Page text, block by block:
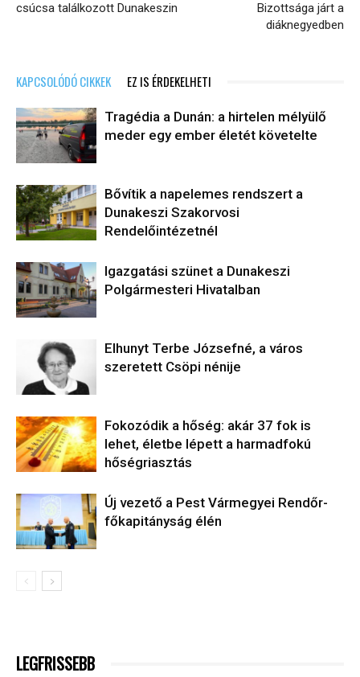
csúcsa találkozott Dunakeszin
Bizottsága járt a
diáknegyedben
KAPCSOLÓDÓ CIKKEK EZ IS ÉRDEKELHETI
Tragédia a Dunán: a hirtelen mélyülő
meder egy ember életét követelte
Bővítik a napelemes rendszert a
Dunakeszi Szakorvosi
Rendelőintézetnél
Igazgatási szünet a Dunakeszi
Polgármesteri Hivatalban
Elhunyt Terbe Józsefné, a város
szeretett Csöpi nénije
Fokozódik a hőség: akár 37 fok is
lehet, életbe lépett a harmadfokú
hőségriasztás
Új vezető a Pest Vármegyei Rendőr-
főkapitányság élén
LEGFRISSEBB